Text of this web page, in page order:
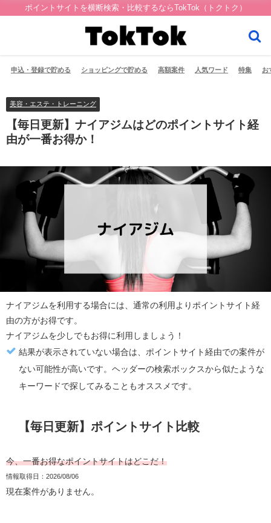
ポイントサイトを横断検索・比較するならTokTok（トクトク）
申込・登録で貯める ショッピングで貯める 高額案件 人気ワード 特集 お
美容・エステ・トレーニング
【毎日更新】ナイアジムはどのポイントサイト経
由が一番お得か！
ナイアジム を利用する場合には、通常の利用より ポイントサイト経
由の方がお得です。
ナイアジム を少しでもお得に利用しましょう！
結果が表示されていない場合は、ポイントサイト経由での案件が
ない可能性が高いです。ヘッダーの検索ボックスから似たような
キーワードで探してみることもオススメです。
【毎日更新】ポイントサイト比較
今、一番お得なポイントサイトはどこだ！
情報取得日：2026/08/06
現在案件がありません。